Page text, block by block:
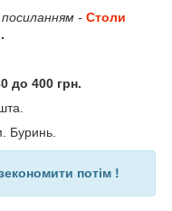
- Столи
.
до 400 грн.
Буринь.
потім !